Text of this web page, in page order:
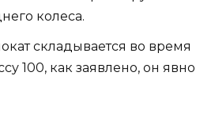
колеса.
складывается во время
100, как заявлено, он явно